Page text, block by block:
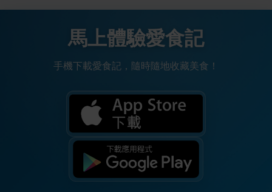
馬上體驗愛食記
手機下載愛食記，隨時隨地收藏美食！